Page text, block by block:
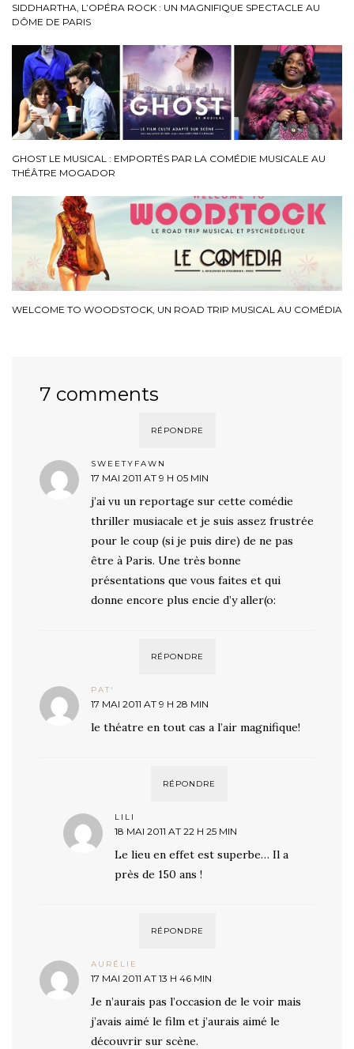
SIDDHARTHA, L’OPÉRA ROCK : UN MAGNIFIQUE SPECTACLE AU
DÔME DE PARIS
GHOST LE MUSICAL : EMPORTÉS PAR LA COMÉDIE MUSICALE AU
THÉÂTRE MOGADOR
WELCOME TO WOODSTOCK, UN ROAD TRIP MUSICAL AU COMÉDIA
7 comments
RÉPONDRE
SWEETYFAWN
17 MAI 2011 AT 9 H 05 MIN
j’ai vu un reportage sur cette comédie
thriller musiacale et je suis assez frustrée
pour le coup (si je puis dire) de ne pas
être à Paris. Une très bonne
présentations que vous faites et qui
donne encore plus encie d’y aller(o:
RÉPONDRE
PAT'
17 MAI 2011 AT 9 H 28 MIN
le théatre en tout cas a l’air magnifique!
RÉPONDRE
LILI
18 MAI 2011 AT 22 H 25 MIN
Le lieu en effet est superbe… Il a
près de 150 ans !
RÉPONDRE
AURÉLIE
17 MAI 2011 AT 13 H 46 MIN
Je n’aurais pas l’occasion de le voir mais
j’avais aimé le film et j’aurais aimé le
découvrir sur scène.